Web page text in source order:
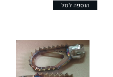
הוספה לסל